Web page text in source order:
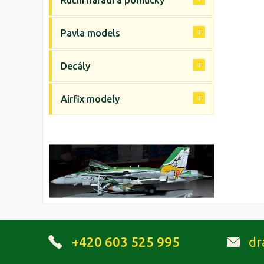
Pavla models
Decály
Airfix modely
+420 603 525 995